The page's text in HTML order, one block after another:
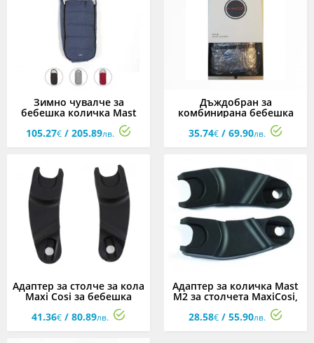
Зимно чувалче за
бебешка количка Mast
M2 Cocoon, асортимент
105.27€ / 205.89лв.
Дъждобран за
комбинирана бебешка
количка Mast M4
35.74€ / 69.90лв.
Адаптер за столче за кола
Maxi Cosi за бебешка
количка Mast M4
41.36€ / 80.89лв.
Адаптер за количка Mast
M2 за столчета MaxiCosi,
Cybex, BeSafe, GB,
BebeConfort
28.58€ / 55.90лв.